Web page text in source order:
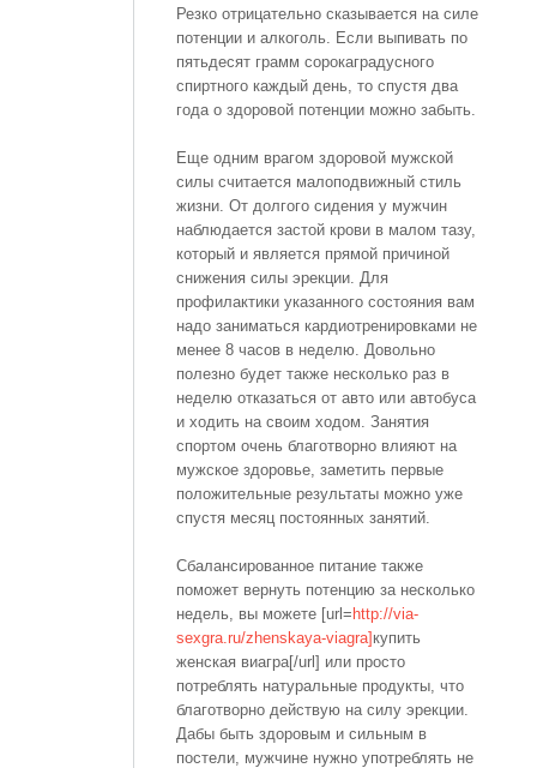
Резко отрицательно сказывается на силе
потенции и алкоголь. Если выпивать по
пятьдесят грамм сорокаградусного
спиртного каждый день, то спустя два
года о здоровой потенции можно забыть.
Еще одним врагом здоровой мужской
силы считается малоподвижный стиль
жизни. От долгого сидения у мужчин
наблюдается застой крови в малом тазу,
который и является прямой причиной
снижения силы эрекции. Для
профилактики указанного состояния вам
надо заниматься кардиотренировками не
менее 8 часов в неделю. Довольно
полезно будет также несколько раз в
неделю отказаться от авто или автобуса
и ходить на своим ходом. Занятия
спортом очень благотворно влияют на
мужское здоровье, заметить первые
положительные результаты можно уже
спустя месяц постоянных занятий.
Сбалансированное питание также
поможет вернуть потенцию за несколько
недель, вы можете [url= http://via-
sexgra.ru/zhenskaya-viagra] купить
женская виагра[/url] или просто
потреблять натуральные продукты, что
благотворно действую на силу эрекции.
Дабы быть здоровым и сильным в
постели, мужчине нужно употреблять не